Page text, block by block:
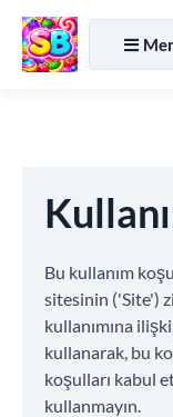
Bu kullanım
sitesinin ('Site')
kullanımına
kullanarak, bu
koşulları kabul
kullanmayın.